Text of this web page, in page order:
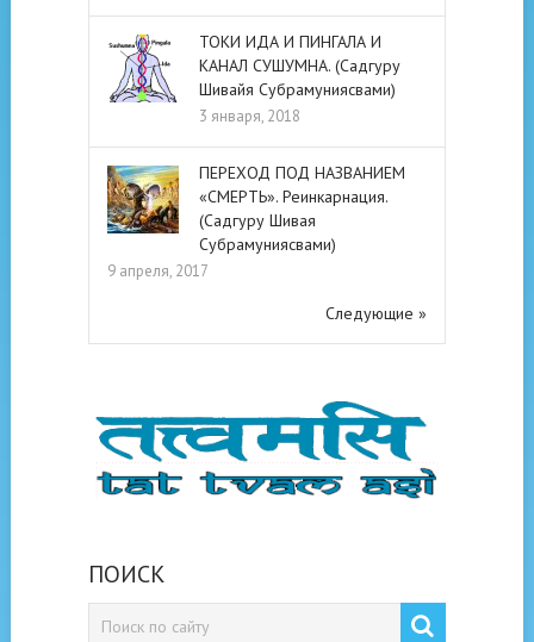
ТОКИ ИДА И ПИНГАЛА И
КАНАЛ СУШУМНА. (Садгуру
Шивайя Субрамуниясвами)
3 января, 2018
ПЕРЕХОД ПОД НАЗВАНИЕМ
«СМЕРТЬ». Реинкарнация.
(Садгуру Шивая
Субрамуниясвами)
9 апреля, 2017
Следующие »
ПОИСК